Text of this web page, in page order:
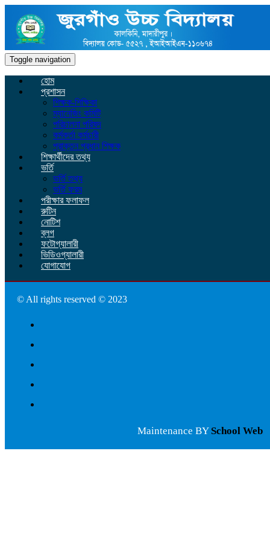
Toggle navigation
হোম
প্রশাসন
শিক্ষক-শিক্ষিকা
ম্যানেজিং কমিটি
পরিচালনা পরিষদ
কর্মকর্তা কর্মচারী
প্রাক্তন প্রধান শিক্ষক
শিক্ষার্থীদের তথ্য
ভর্তি
ভর্তি তথ্য
ভর্তি ফরম
পরীক্ষার ফলাফল
রুটিন
নোটিশ
ব্লগ
ফটোগ্যালারী
ভিডিওগ্যালারী
যোগাযোগ
© All rights reserved © 2023
Maintenance BY School Web